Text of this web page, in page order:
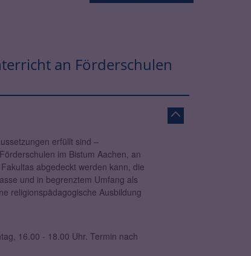
an Förderschulen
erfüllt sind –
im Bistum Aachen, an
abgedeckt werden kann, die
und in begrenztem Umfang als
religionspädagogische Ausbildung
16.00 - 18.00 Uhr. Termin nach